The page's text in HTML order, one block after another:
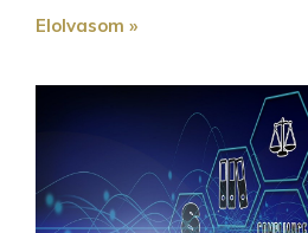
Elolvasom »